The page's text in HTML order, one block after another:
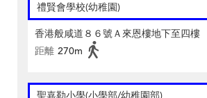
禮賢會學校(幼稚園)
香港般咸道８６號Ａ來恩樓地下至四樓
距離 270m